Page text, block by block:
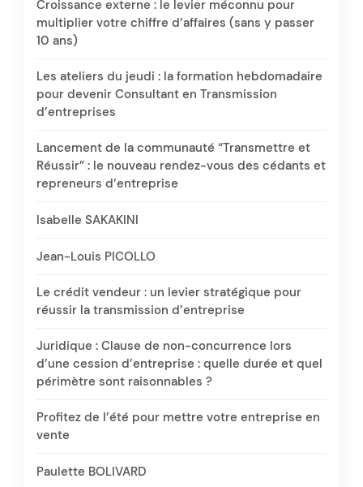
Croissance externe : le levier méconnu pour
multiplier votre chiffre d’affaires (sans y passer
10 ans)
Les ateliers du jeudi : la formation hebdomadaire
pour devenir Consultant en Transmission
d’entreprises
Lancement de la communauté “Transmettre et
Réussir” : le nouveau rendez-vous des cédants et
repreneurs d’entreprise
Isabelle SAKAKINI
Jean-Louis PICOLLO
Le crédit vendeur : un levier stratégique pour
réussir la transmission d’entreprise
Juridique : Clause de non-concurrence lors
d’une cession d’entreprise : quelle durée et quel
périmètre sont raisonnables ?
Profitez de l’été pour mettre votre entreprise en
vente
Paulette BOLIVARD